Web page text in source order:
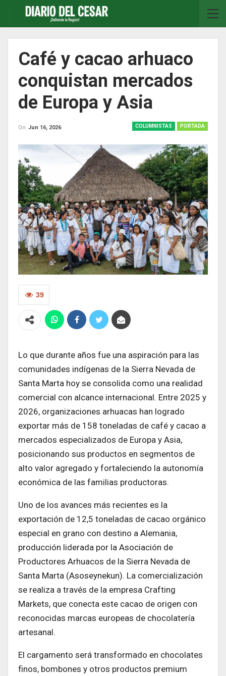
Café y cacao arhuaco
conquistan mercados
de Europa y Asia
COLUMNISTAS PORTADA
On Jun 16, 2026
39
Lo que durante años fue una aspiración para las
comunidades indígenas de la Sierra Nevada de
Santa Marta hoy se consolida como una realidad
comercial con alcance internacional. Entre 2025 y
2026, organizaciones arhuacas han logrado
exportar más de 158 toneladas de café y cacao a
mercados especializados de Europa y Asia,
posicionando sus productos en segmentos de
alto valor agregado y fortaleciendo la autonomía
económica de las familias productoras.
Uno de los avances más recientes es la
exportación de 12,5 toneladas de cacao orgánico
especial en grano con destino a Alemania,
producción liderada por la Asociación de
Productores Arhuacos de la Sierra Nevada de
Santa Marta (Asoseynekun). La comercialización
se realiza a través de la empresa Crafting
Markets, que conecta este cacao de origen con
reconocidas marcas europeas de chocolatería
artesanal.
El cargamento será transformado en chocolates
finos, bombones y otros productos premium